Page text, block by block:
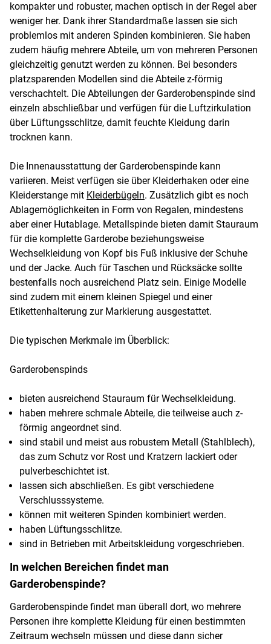
kompakter und robuster, machen optisch in der Regel aber
weniger her. Dank ihrer Standardmaße lassen sie sich
problemlos mit anderen Spinden kombinieren. Sie haben
zudem häufig mehrere Abteile, um von mehreren Personen
gleichzeitig genutzt werden zu können. Bei besonders
platzsparenden Modellen sind die Abteile z-förmig
verschachtelt. Die Abteilungen der Garderobenspinde sind
einzeln abschließbar und verfügen für die Luftzirkulation
über Lüftungsschlitze, damit feuchte Kleidung darin
trocknen kann.
Die Innenausstattung der Garderobenspinde kann
variieren. Meist verfügen sie über Kleiderhaken oder eine
Kleiderstange mit Kleiderbügeln. Zusätzlich gibt es noch
Ablagemöglichkeiten in Form von Regalen, mindestens
aber einer Hutablage. Metallspinde bieten damit Stauraum
für die komplette Garderobe beziehungsweise
Wechselkleidung von Kopf bis Fuß inklusive der Schuhe
und der Jacke. Auch für Taschen und Rücksäcke sollte
bestenfalls noch ausreichend Platz sein. Einige Modelle
sind zudem mit einem kleinen Spiegel und einer
Etikettenhalterung zur Markierung ausgestattet.
Die typischen Merkmale im Überblick:
Garderobenspinds
bieten ausreichend Stauraum für Wechselkleidung.
haben mehrere schmale Abteile, die teilweise auch z-
förmig angeordnet sind.
sind stabil und meist aus robustem Metall (Stahlblech),
das zum Schutz vor Rost und Kratzern lackiert oder
pulverbeschichtet ist.
lassen sich abschließen. Es gibt verschiedene
Verschlusssysteme.
können mit weiteren Spinden kombiniert werden.
haben Lüftungsschlitze.
sind in Betrieben mit Arbeitskleidung vorgeschrieben.
In welchen Bereichen findet man
Garderobenspinde?
Garderobenspinde findet man überall dort, wo mehrere
Personen ihre komplette Kleidung für einen bestimmten
Zeitraum wechseln müssen und diese dann sicher